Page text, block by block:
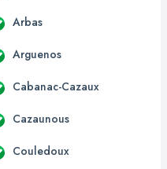
Arbas
Arguenos
Cabanac-Cazaux
Cazaunous
Couledoux